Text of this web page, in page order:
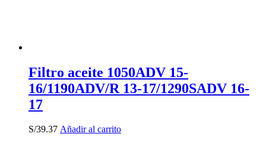
Filtro aceite 1050ADV 15-
16/1190ADV/R 13-17/1290SADV 16-
17
S/39.37 Añadir al carrito